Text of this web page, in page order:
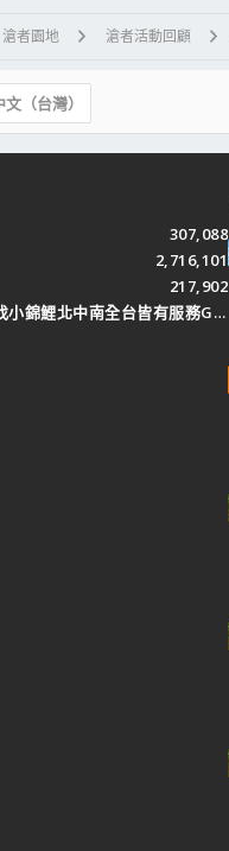
滄者園地 滄者活動回顧
（台灣）
307,088
2,716,101
217,902
錦鯉北中南全台皆有服務Gleezy：tw3